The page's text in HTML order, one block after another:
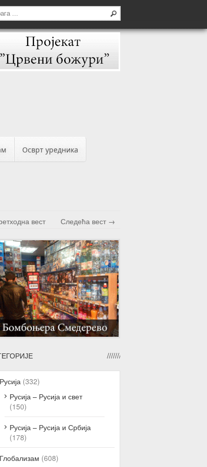
Осврт уредника
вест Следећа вест →
Русија (332)
Русија – Русија и свет
(150)
Русија – Русија и Србија
(178)
Глобализам (608)